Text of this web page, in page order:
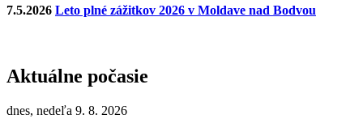
7.5.2026 Leto plné zážitkov 2026 v Moldave nad Bodvou
Aktuálne počasie
dnes, nedeľa 9. 8. 2026